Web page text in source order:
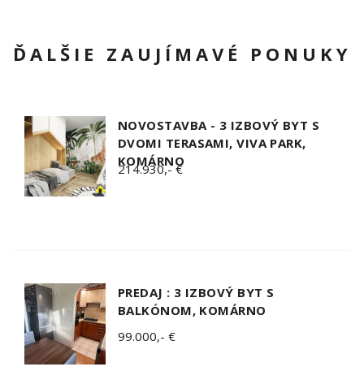
ĎALŠIE ZAUJÍMAVÉ PONUKY
NOVOSTAVBA - 3 IZBOVÝ BYT S
DVOMI TERASAMI, VIVA PARK,
KOMÁRNO
214.930,- €
PREDAJ : 3 IZBOVÝ BYT S
BALKÓNOM, KOMÁRNO
99.000,- €